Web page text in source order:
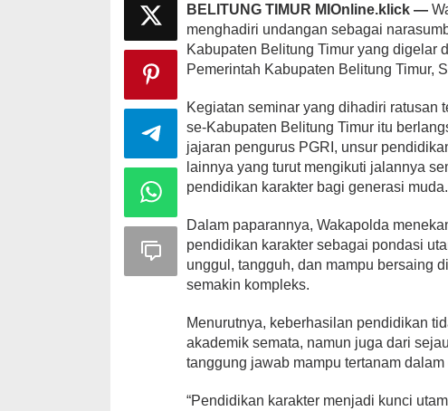
BELITUNG TIMUR MIOnline.klick —
menghadiri undangan sebagai
Kabupaten Belitung Timur yang digelar
Pemerintah Kabupaten Belitung Timur,
Kegiatan seminar yang dihadiri ratusan
se-Kabupaten Belitung Timur itu
jajaran pengurus PGRI, unsur
lainnya yang turut mengikuti jalannya
pendidikan karakter bagi generasi muda.
Dalam paparannya, Wakapolda
pendidikan karakter sebagai pondasi
unggul, tangguh, dan mampu bersaing
semakin kompleks.
Menurutnya, keberhasilan pendidikan
akademik semata, namun juga dari
tanggung jawab mampu tertanam
“Pendidikan karakter menjadi kunci